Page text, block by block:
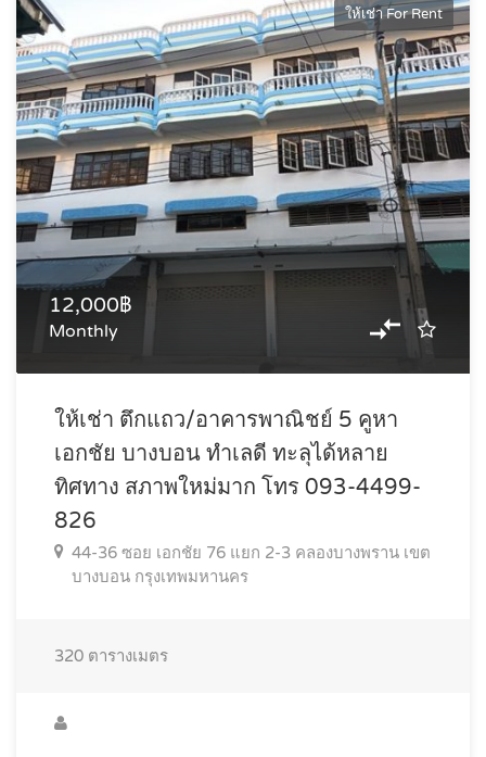
ให้เช่า For Rent
12,000฿
Monthly
ให้เช่า ตึกแถว/อาคารพาณิชย์ 5 คูหา
เอกชัย บางบอน ทำเลดี ทะลุได้หลาย
ทิศทาง สภาพใหม่มาก โทร 093-4499-
826
44-36 ซอย เอกชัย 76 แยก 2-3 คลองบางพราน เขต
บางบอน กรุงเทพมหานคร
320 ตารางเมตร